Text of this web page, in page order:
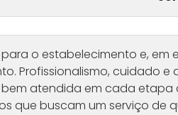
o estabelecimento e, em
Profissionalismo, cuidado
atendida em cada etapa
que buscam um serviço de